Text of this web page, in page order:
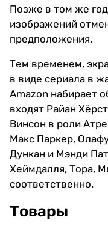
Позже в том же
изображений
предположения.
Тем временем,
в виде сериала в
Amazon набирает
входят Райан
Винсон в роли
Макс Паркер,
Дункан и Мэнди
Хеймдалля, Тора,
соответственно.
Товары